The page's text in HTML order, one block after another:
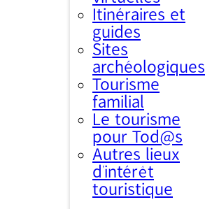
Itinéraires et
guides
Sites
archéologiques
Tourisme
familial
Le tourisme
pour Tod@s
Autres lieux
d'intérêt
touristique